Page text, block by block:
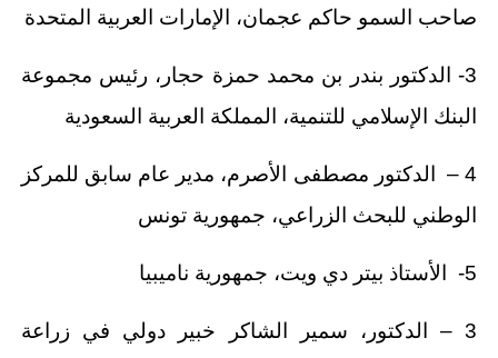
صاحب السمو حاكم عجمان، الإمارات العربية المتحدة
3- الدكتور بندر بن محمد حمزة حجار، رئيس مجموعة
البنك الإسلامي للتنمية، المملكة العربية السعودية
4 – الدكتور مصطفى الأصرم، مدير عام سابق للمركز
الوطني للبحث الزراعي، جمهورية تونس
5- الأستاذ بيتر دي ويت، جمهورية ناميبيا
3 – الدكتور، سمير الشاكر خبير دولي في زراعة